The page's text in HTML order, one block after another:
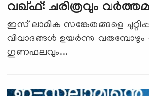
വഖ്ഫ്: ചരിത്രവും
ഇസ് ലാമിക സങ്കേതങ്ങളെ
വിവാദങ്ങൾ ഉയർന്നു
ഗുണഫലവും...